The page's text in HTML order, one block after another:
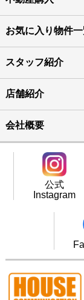
お気に入り物件
スタッフ紹介
店舗紹介
会社概要
公式
Instagram